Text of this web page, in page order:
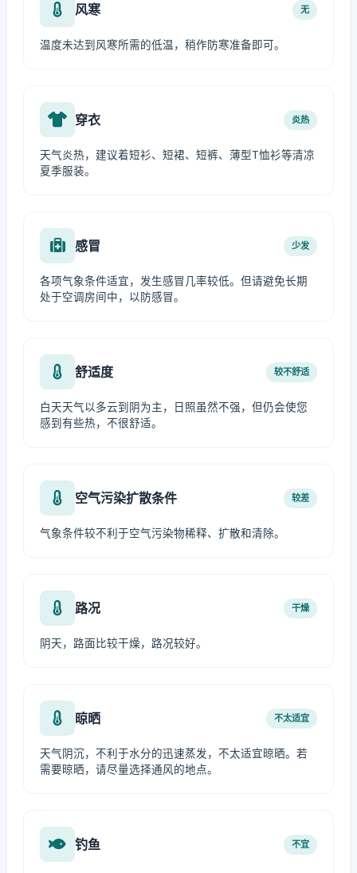
风寒 无
温度未达到风寒所需的低温，稍作防寒准备即可。
穿衣 炎热
天气炎热，建议着短衫、短裙、短裤、薄型T恤衫等清凉
夏季服装。
感冒 少发
各项气象条件适宜，发生感冒几率较低。但请避免长期
处于空调房间中，以防感冒。
舒适度 较不舒适
白天天气以多云到阴为主，日照虽然不强，但仍会使您
感到有些热，不很舒适。
空气污染扩散条件 较差
气象条件较不利于空气污染物稀释、扩散和清除。
路况 干燥
阴天，路面比较干燥，路况较好。
晾晒 不太适宜
天气阴沉，不利于水分的迅速蒸发，不太适宜晾晒。若
需要晾晒，请尽量选择通风的地点。
钓鱼 不宜